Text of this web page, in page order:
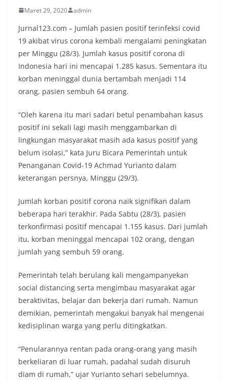
Maret 29, 2020 admin
Jurnal123.com – Jumlah pasien positif terinfeksi covid
19 akibat virus corona kembali mengalami peningkatan
per Minggu (28/3). Jumlah kasus positif corona di
Indonesia hari ini mencapai 1.285 kasus. Sementara itu
korban meninggal dunia bertambah menjadi 114
orang, pasien sembuh 64 orang.
“Oleh karena itu mari sadari betul penambahan kasus
positif ini sekali lagi masih menggambarkan di
lingkungan masyarakat masih ada kasus positif yang
belum isolasi,” kata Juru Bicara Pemerintah untuk
Penanganan Covid-19 Achmad Yurianto dalam
keterangan persnya, Minggu (29/3).
Jumlah korban positif corona naik signifikan dalam
beberapa hari terakhir. Pada Sabtu (28/3), pasien
terkonfirmasi positif mencapai 1.155 kasus. Dari jumlah
itu, korban meninggal mencapai 102 orang, dengan
jumlah yang sembuh 59 orang.
Pemerintah telah berulang kali mengampanyekan
social distancing serta mengimbau masyarakat agar
beraktivitas, belajar dan bekerja dari rumah. Namun
demikian, pemerintah mengakui banyak hal mengenai
kedisiplinan warga yang perlu ditingkatkan.
“Penularannya rentan pada orang-orang yang masih
berkeliaran di luar rumah, padahal sudah disuruh
diam di rumah,” ujar Yurianto sehari sebelumnya.